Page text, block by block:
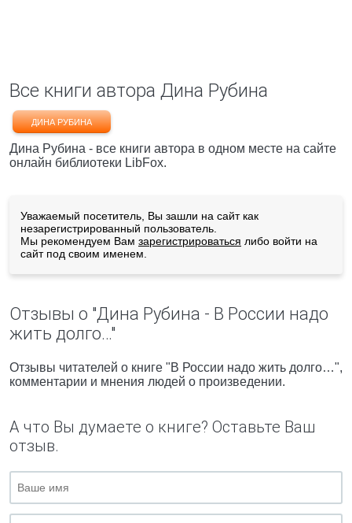
Все книги автора Дина Рубина
ДИНА РУБИНА
Дина Рубина - все книги автора в одном месте на сайте
онлайн библиотеки LibFox.
Уважаемый посетитель, Вы зашли на сайт как
незарегистрированный пользователь.
Мы рекомендуем Вам зарегистрироваться либо войти на
сайт под своим именем.
Отзывы о "Дина Рубина - В России надо
жить долго…"
Отзывы читателей о книге "В России надо жить долго…",
комментарии и мнения людей о произведении.
А что Вы думаете о книге? Оставьте Ваш
отзыв.